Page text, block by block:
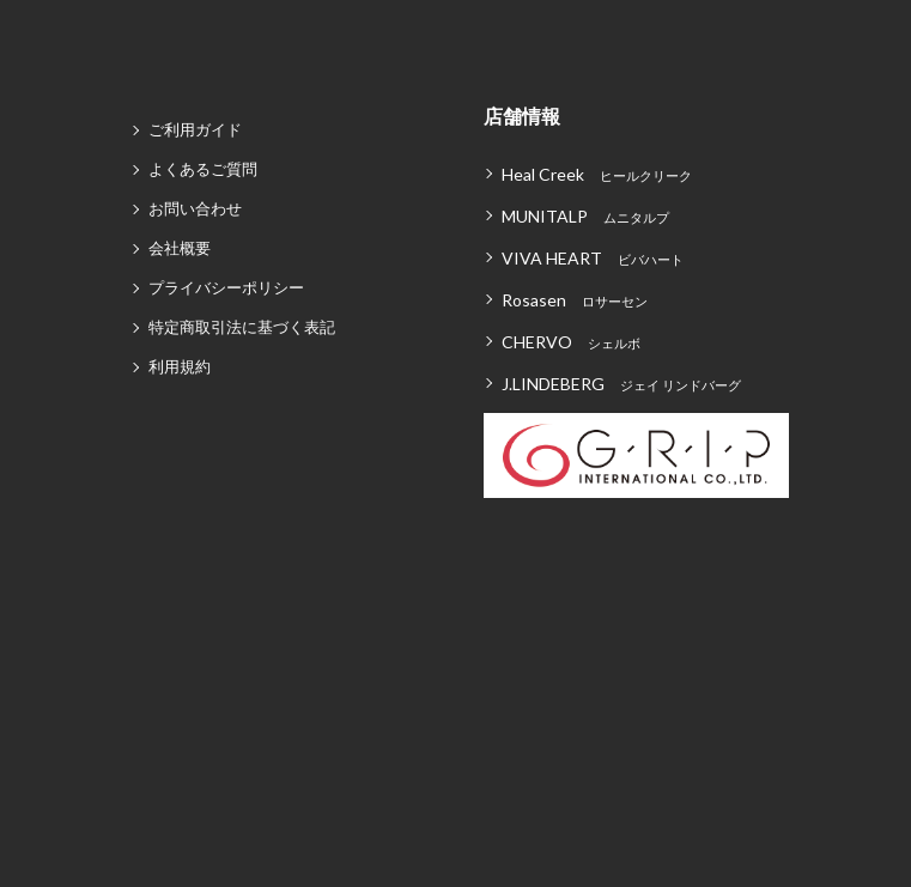
ご利用ガイド
よくあるご質問
お問い合わせ
会社概要
プライバシーポリシー
特定商取引法に基づく表記
利用規約
店舗情報
Heal Creek ヒールクリーク
MUNITALP ムニタルプ
VIVA HEART ビバハート
Rosasen ロサーセン
CHERVO シェルボ
J.LINDEBERG ジェイ リンドバーグ